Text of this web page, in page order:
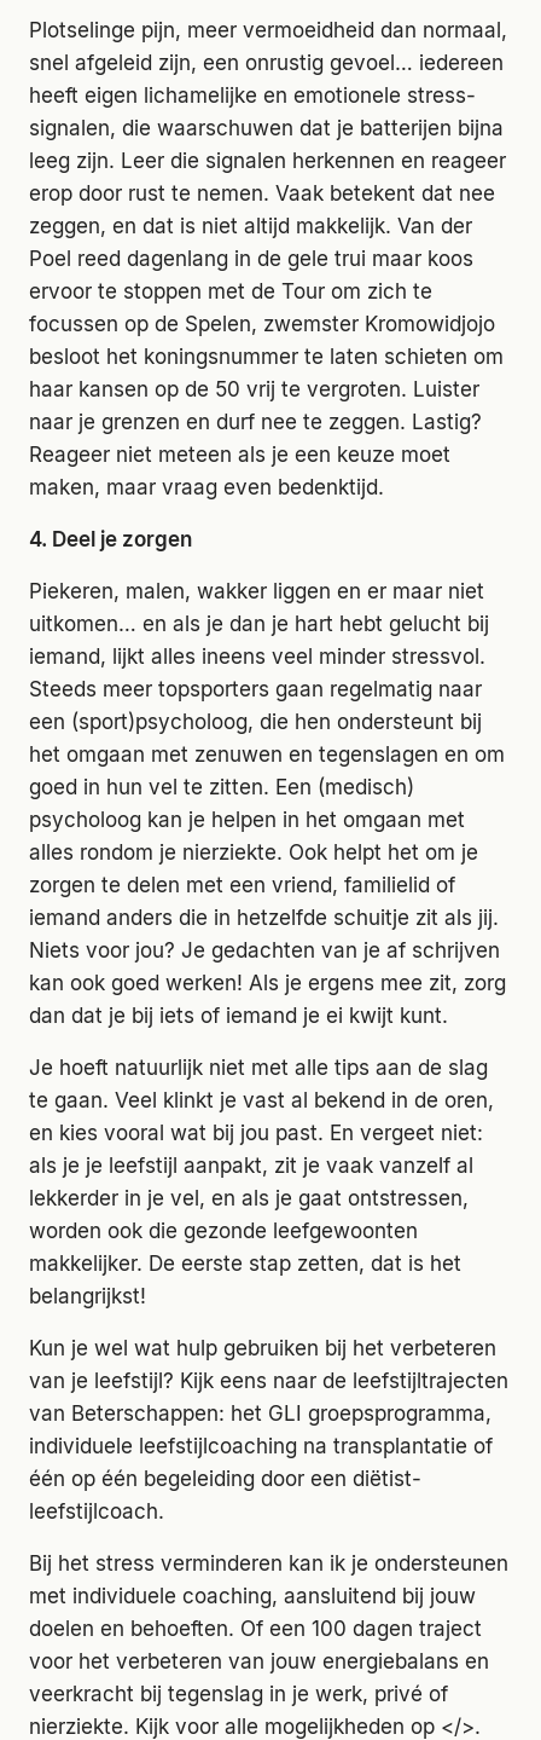
Plotselinge pijn, meer vermoeidheid dan normaal,
snel afgeleid zijn, een onrustig gevoel… iedereen
heeft eigen lichamelijke en emotionele stress-
signalen, die waarschuwen dat je batterijen bijna
leeg zijn. Leer die signalen herkennen en reageer
erop door rust te nemen. Vaak betekent dat nee
zeggen, en dat is niet altijd makkelijk. Van der
Poel reed dagenlang in de gele trui maar koos
ervoor te stoppen met de Tour om zich te
focussen op de Spelen, zwemster Kromowidjojo
besloot het koningsnummer te laten schieten om
haar kansen op de 50 vrij te vergroten. Luister
naar je grenzen en durf nee te zeggen. Lastig?
Reageer niet meteen als je een keuze moet
maken, maar vraag even bedenktijd.
4. Deel je zorgen
Piekeren, malen, wakker liggen en er maar niet
uitkomen… en als je dan je hart hebt gelucht bij
iemand, lijkt alles ineens veel minder stressvol.
Steeds meer topsporters gaan regelmatig naar
een (sport)psycholoog, die hen ondersteunt bij
het omgaan met zenuwen en tegenslagen en om
goed in hun vel te zitten. Een (medisch)
psycholoog kan je helpen in het omgaan met
alles rondom je nierziekte. Ook helpt het om je
zorgen te delen met een vriend, familielid of
iemand anders die in hetzelfde schuitje zit als jij.
Niets voor jou? Je gedachten van je af schrijven
kan ook goed werken! Als je ergens mee zit, zorg
dan dat je bij iets of iemand je ei kwijt kunt.
Je hoeft natuurlijk niet met alle tips aan de slag
te gaan. Veel klinkt je vast al bekend in de oren,
en kies vooral wat bij jou past. En vergeet niet:
als je je leefstijl aanpakt, zit je vaak vanzelf al
lekkerder in je vel, en als je gaat ontstressen,
worden ook die gezonde leefgewoonten
makkelijker. De eerste stap zetten, dat is het
belangrijkst!
Kun je wel wat hulp gebruiken bij het verbeteren
van je leefstijl? Kijk eens naar de leefstijltrajecten
van Beterschappen: het GLI groepsprogramma,
individuele leefstijlcoaching na transplantatie of
één op één begeleiding door een diëtist-
leefstijlcoach.
Bij het stress verminderen kan ik je ondersteunen
met individuele coaching, aansluitend bij jouw
doelen en behoeften. Of een 100 dagen traject
voor het verbeteren van jouw energiebalans en
veerkracht bij tegenslag in je werk, privé of
nierziekte. Kijk voor alle mogelijkheden op </>.